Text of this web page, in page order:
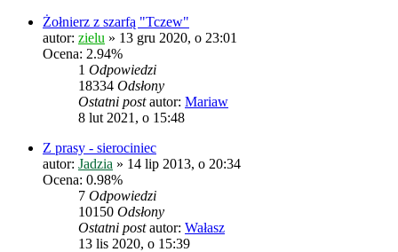
Żołnierz z szarfą "Tczew"
autor: zielu » 13 gru 2020, o 23:01
Ocena: 2.94%
1 Odpowiedzi
18334 Odsłony
Ostatni postautor: Mariaw
8 lut 2021, o 15:48
Z prasy - sierociniec
autor: Jadzia » 14 lip 2013, o 20:34
Ocena: 0.98%
7 Odpowiedzi
10150 Odsłony
Ostatni postautor: Wałasz
13 lis 2020, o 15:39